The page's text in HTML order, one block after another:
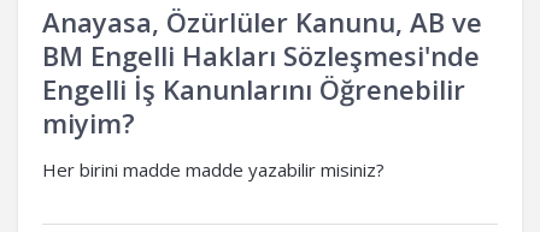
Anayasa, Özürlüler Kanunu, AB ve
BM Engelli Hakları Sözleşmesi'nde
Engelli İş Kanunlarını Öğrenebilir
miyim?
Her birini madde madde yazabilir misiniz?